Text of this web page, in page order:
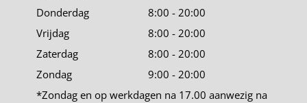
Donderdag
8:00 - 20:00
Vrijdag
8:00 - 20:00
Zaterdag
8:00 - 20:00
Zondag
9:00 - 20:00
*Zondag en op werkdagen na 17.00 aanwezig na